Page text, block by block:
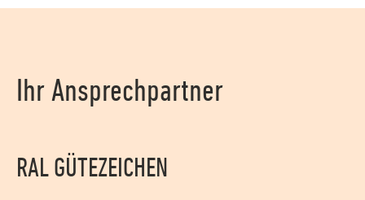
Ihr Ansprechpartner
RAL GÜTEZEICHEN